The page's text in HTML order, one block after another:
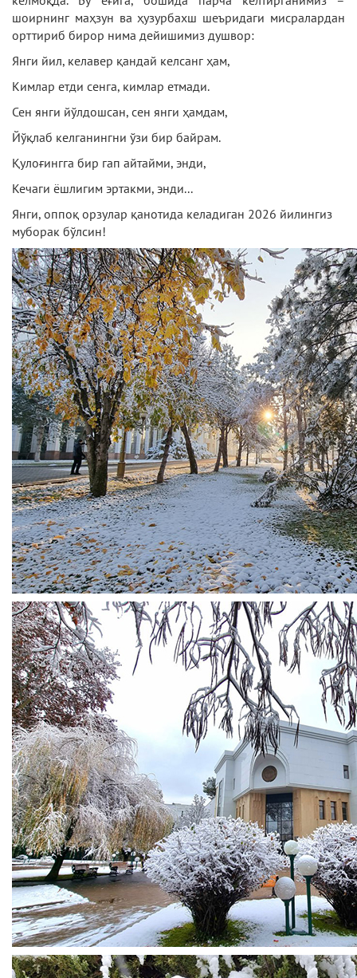
шоирнинг маҳзун ва ҳузурбахш шеъридаги мисралардан
орттириб бирор нима дейишимиз душвор:
Янги йил, келавер қандай келсанг ҳам,
Кимлар етди сенга, кимлар етмади.
Сен янги йўлдошсан, сен янги ҳамдам,
Йўқлаб келганингни ўзи бир байрам.
Қулоғингга бир гап айтайми, энди,
Кечаги ёшлигим эртакми, энди...
Янги, оппоқ орзулар қанотида келадиган 2026 йилингиз
муборак бўлсин!